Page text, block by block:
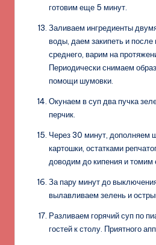
готовим еще 5 минут.
Заливаем ингредиенты
воды, даем закипеть и после
среднего, варим на
Периодически снимаем
помощи шумовки.
Окунаем в суп два пучка
перчик.
Через 30 минут, дополняем
картошки, остатками
доводим до кипения и томим
За пару минут до
вылавливаем зелень и
Разливаем горячий суп по
гостей к столу. Приятного